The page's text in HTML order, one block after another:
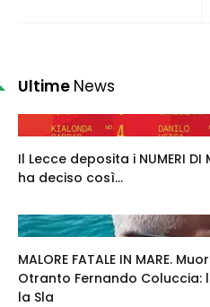
Ultime News
Il Lecce deposita i NUMERI DI
ha deciso così...
MALORE FATALE IN MARE.
Otranto Fernando
la Sla